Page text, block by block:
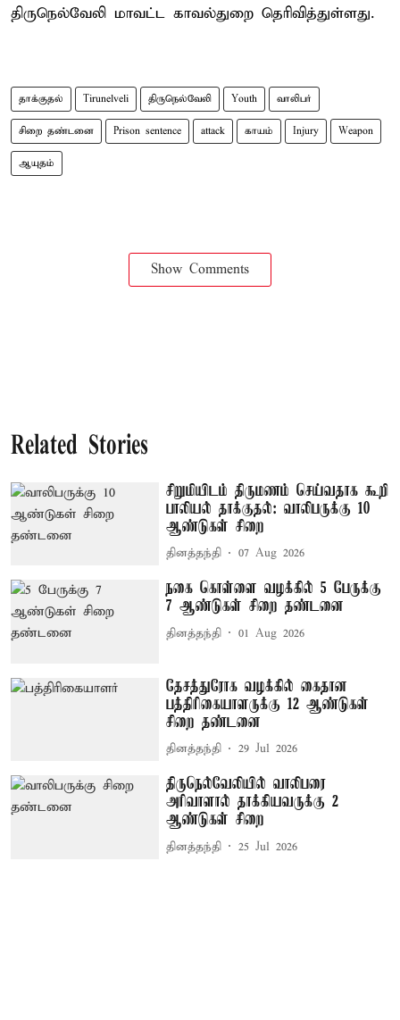
திருநெல்வேலி மாவட்ட காவல்துறை தெரிவித்துள்ளது.
தாக்குதல் Tirunelveli திருநெல்வேலி Youth வாலிபர்
சிறை தண்டனை Prison sentence attack காயம் Injury Weapon
ஆயுதம்
Show Comments
Related Stories
சிறுமியிடம் திருமணம் செய்வதாக கூறி
பாலியல் தாக்குதல்: வாலிபருக்கு 10
ஆண்டுகள் சிறை
தினத்தந்தி 07 Aug 2026
நகை கொள்ளை வழக்கில் 5 பேருக்கு
7 ஆண்டுகள் சிறை தண்டனை
தினத்தந்தி 01 Aug 2026
தேசத்துரோக வழக்கில் கைதான
பத்திரிகையாளருக்கு 12 ஆண்டுகள்
சிறை தண்டனை
தினத்தந்தி 29 Jul 2026
திருநெல்வேலியில் வாலிபரை
அரிவாளால் தாக்கியவருக்கு 2
ஆண்டுகள் சிறை
தினத்தந்தி 25 Jul 2026